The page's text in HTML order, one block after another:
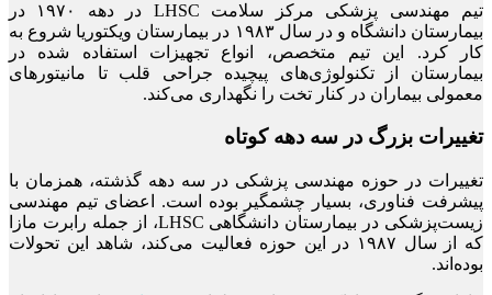
تیم مهندسی پزشکی مرکز سلامت LHSC در دهه ۱۹۷۰ در
بیمارستان دانشگاه و در سال ۱۹۸۳ در بیمارستان ویکتوریا شروع به
کار کرد. این تیم متخصص، انواع تجهیزات استفاده شده در
بیمارستان از تکنولوژی‌های پیچیده جراحی قلب تا مانیتورهای
معمولی بیماران در کنار تخت را نگهداری می‌کند.
تغییرات بزرگ در سه دهه کوتاه
تغییرات در حوزه مهندسی پزشکی در سه دهه گذشته، همزمان با
پیشرفت فناوری، بسیار چشمگیر بوده است. اعضای تیم مهندسی
زیست‌پزشکی در بیمارستان دانشگاهی LHSC، از جمله رابرت مازا
که از سال ۱۹۸۷ در این حوزه فعالیت می‌کند، شاهد این تحولات
بوده‌اند.